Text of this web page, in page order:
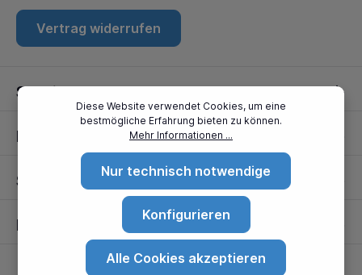
Partner
Standorte
Vertrag widerrufen
Service
Informationen
Diese Website verwendet Cookies, um eine
bestmögliche Erfahrung bieten zu können.
Mehr Informationen ...
Nur technisch notwendige
Konfigurieren
Alle Cookies akzeptieren